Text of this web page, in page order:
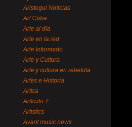
Aristegui Noticias
Art Cuba
Arte al día
Arte en la red
Arte Informado
Arte y Cultura
Arte y cultura en rebeldía
Artes e Historia
Artica
Artículo 7
Artistics
Avant music news